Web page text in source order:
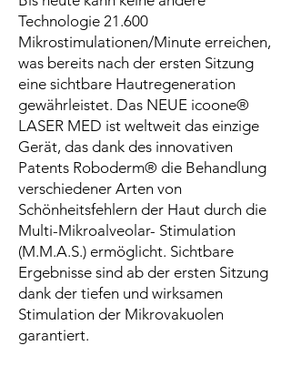
Technologie 21.600
Mikrostimulationen/Minute erreichen,
was bereits nach der ersten Sitzung
eine sichtbare Hautregeneration
gewährleistet. Das NEUE icoone®
LASER MED ist weltweit das einzige
Gerät, das dank des innovativen
Patents Roboderm® die Behandlung
verschiedener Arten von
Schönheitsfehlern der Haut durch die
Multi-Mikroalveolar- Stimulation
(M.M.A.S.) ermöglicht. Sichtbare
Ergebnisse sind ab der ersten Sitzung
dank der tiefen und wirksamen
Stimulation der Mikrovakuolen
garantiert.